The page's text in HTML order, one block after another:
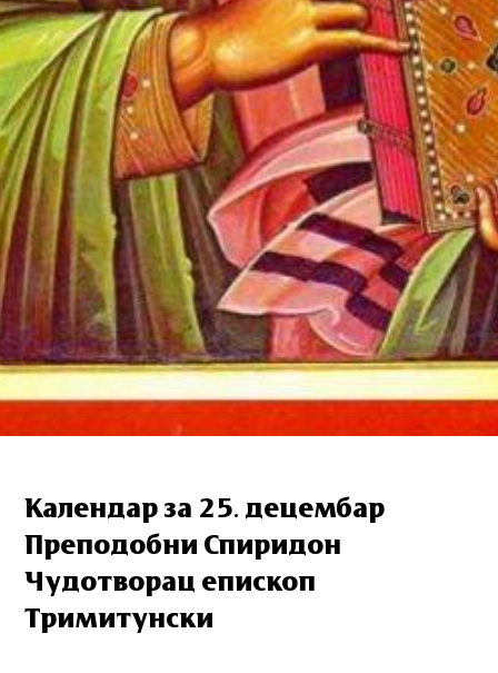
Календар за 25. децембар
Преподобни Спиридон
Чудотворац епископ
Тримитунски